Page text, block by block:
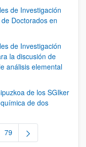
de Investigación
Doctorados en
de Investigación
la discusión de
análisis elemental
de los SGIker
de dos
intermedias Use TAB
Página
79